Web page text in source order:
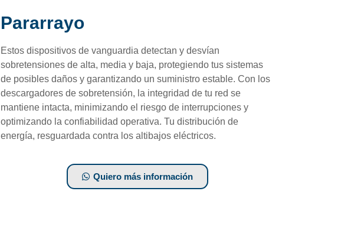
Pararrayo
Estos dispositivos de vanguardia detectan y desvían
sobretensiones de alta, media y baja, protegiendo tus sistemas
de posibles daños y garantizando un suministro estable. Con los
descargadores de sobretensión, la integridad de tu red se
mantiene intacta, minimizando el riesgo de interrupciones y
optimizando la confiabilidad operativa. Tu distribución de
energía, resguardada contra los altibajos eléctricos.
Quiero más información